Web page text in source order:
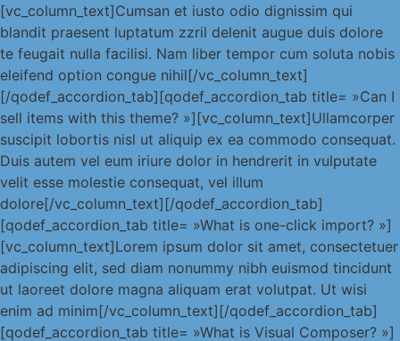
[vc_column_text]Cumsan et iusto odio dignissim qui
blandit praesent luptatum zzril delenit augue duis dolore
te feugait nulla facilisi. Nam liber tempor cum soluta nobis
eleifend option congue nihil[/vc_column_text]
[/qodef_accordion_tab][qodef_accordion_tab title= »Can I
sell items with this theme? »][vc_column_text]Ullamcorper
suscipit lobortis nisl ut aliquip ex ea commodo consequat.
Duis autem vel eum iriure dolor in hendrerit in vulputate
velit esse molestie consequat, vel illum
dolore[/vc_column_text][/qodef_accordion_tab]
[qodef_accordion_tab title= »What is one-click import? »]
[vc_column_text]Lorem ipsum dolor sit amet, consectetuer
adipiscing elit, sed diam nonummy nibh euismod tincidunt
ut laoreet dolore magna aliquam erat volutpat. Ut wisi
enim ad minim[/vc_column_text][/qodef_accordion_tab]
[qodef_accordion_tab title= »What is Visual Composer? »]